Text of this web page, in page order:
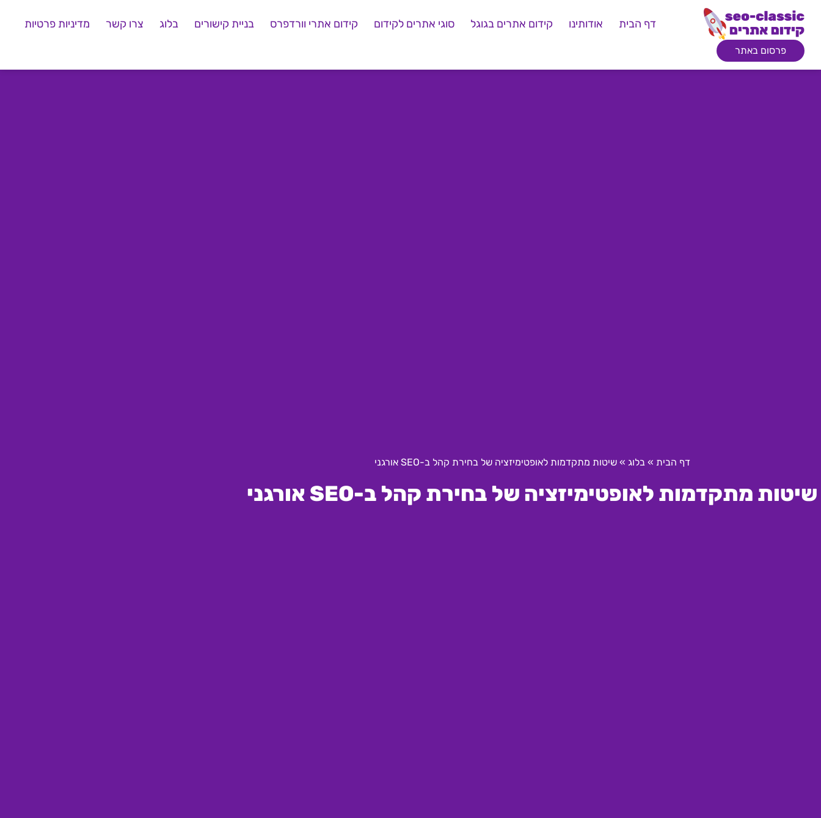
דף הבית אודותינו קידום אתרים בגוגל סוגי אתרים לקידום קידום אתרי וורדפרס בניית קישורים בלוג צרו קשר מדיניות פרטיות
פרסום באתר
דף הבית »בלוג »שיטות מתקדמות לאופטימיזציה של בחירת קהל ב-SEO אורגני
שיטות מתקדמות לאופטימיזציה של בחירת קהל ב-SEO אורגני